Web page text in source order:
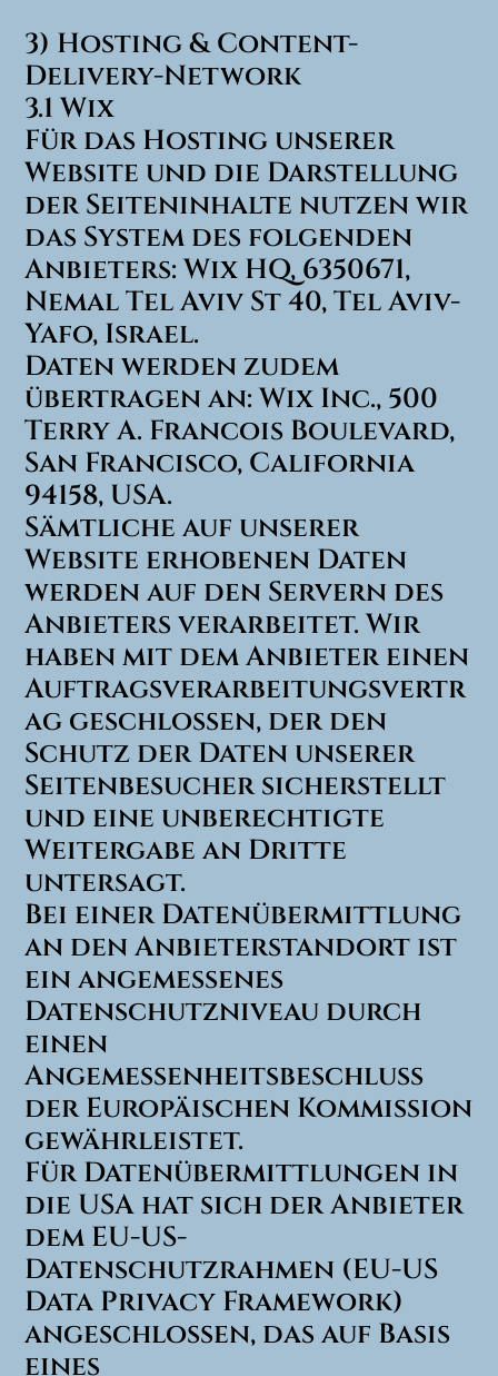
3) Hosting & Content-
Delivery-Network
3.1 Wix
Für das Hosting unserer
Website und die Darstellung
der Seiteninhalte nutzen wir
das System des folgenden
Anbieters: Wix HQ, 6350671,
Nemal Tel Aviv St 40, Tel Aviv-
Yafo, Israel.
Daten werden zudem
übertragen an: Wix Inc., 500
Terry A. Francois Boulevard,
San Francisco, California
94158, USA.
Sämtliche auf unserer
Website erhobenen Daten
werden auf den Servern des
Anbieters verarbeitet. Wir
haben mit dem Anbieter einen
Auftragsverarbeitungsvertr
ag geschlossen, der den
Schutz der Daten unserer
Seitenbesucher sicherstellt
und eine unberechtigte
Weitergabe an Dritte
untersagt.
Bei einer Datenübermittlung
an den Anbieterstandort ist
ein angemessenes
Datenschutzniveau durch
einen
Angemessenheitsbeschluss
der Europäischen Kommission
gewährleistet.
Für Datenübermittlungen in
die USA hat sich der Anbieter
dem EU-US-
Datenschutzrahmen (EU-US
Data Privacy Framework)
angeschlossen, das auf Basis
eines